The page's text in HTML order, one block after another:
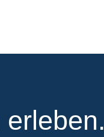
erleben.